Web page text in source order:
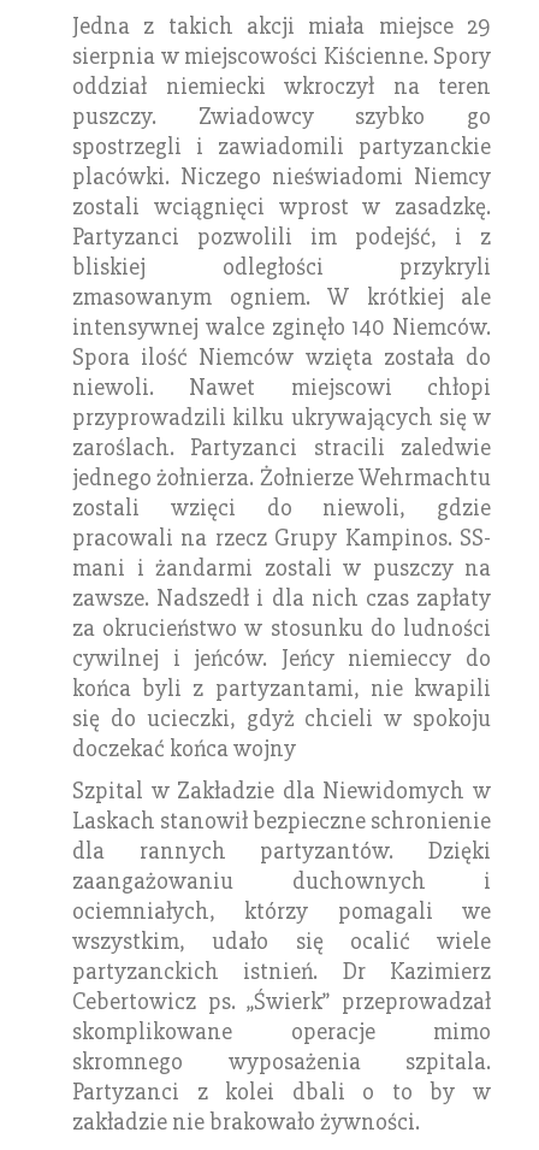
Jedna z takich akcji miała miejsce 29
sierpnia w miejscowości Kiścienne. Spory
oddział niemiecki wkroczył na teren
puszczy. Zwiadowcy szybko go
spostrzegli i zawiadomili partyzanckie
placówki. Niczego nieświadomi Niemcy
zostali wciągnięci wprost w zasadzkę.
Partyzanci pozwolili im podejść, i z
bliskiej odległości przykryli
zmasowanym ogniem. W krótkiej ale
intensywnej walce zginęło 140 Niemców.
Spora ilość Niemców wzięta została do
niewoli. Nawet miejscowi chłopi
przyprowadzili kilku ukrywających się w
zaroślach. Partyzanci stracili zaledwie
jednego żołnierza. Żołnierze Wehrmachtu
zostali wzięci do niewoli, gdzie
pracowali na rzecz Grupy Kampinos. SS-
mani i żandarmi zostali w puszczy na
zawsze. Nadszedł i dla nich czas zapłaty
za okrucieństwo w stosunku do ludności
cywilnej i jeńców. Jeńcy niemieccy do
końca byli z partyzantami, nie kwapili
się do ucieczki, gdyż chcieli w spokoju
doczekać końca wojny
Szpital w Zakładzie dla Niewidomych w
Laskach stanowił bezpieczne schronienie
dla rannych partyzantów. Dzięki
zaangażowaniu duchownych i
ociemniałych, którzy pomagali we
wszystkim, udało się ocalić wiele
partyzanckich istnień. Dr Kazimierz
Cebertowicz ps. „Świerk” przeprowadzał
skomplikowane operacje mimo
skromnego wyposażenia szpitala.
Partyzanci z kolei dbali o to by w
zakładzie nie brakowało żywności.